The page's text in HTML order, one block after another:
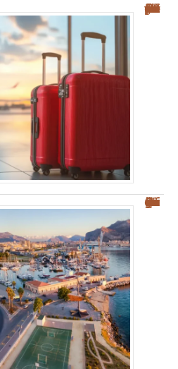
Navette aéroport Palerme : guide complet pour un transfert facile vers le centre-ville
Où se garer à Palerme : guide pratique pour éviter la ZTL